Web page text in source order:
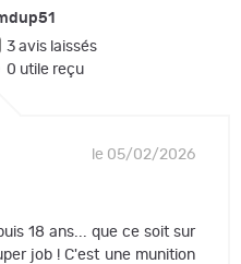
3 avis laissés
0 utile reçu
le 05/02/2026
18 ans... que ce soit sur
job ! C'est une munition